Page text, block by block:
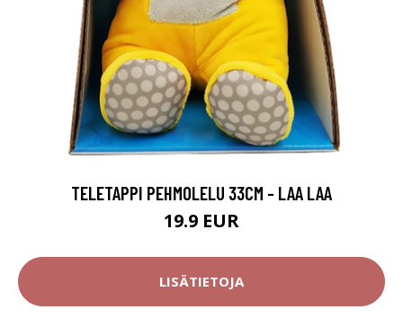
TELETAPPI PEHMOLELU 33CM - LAA LAA
19.9 EUR
LISÄTIETOJA